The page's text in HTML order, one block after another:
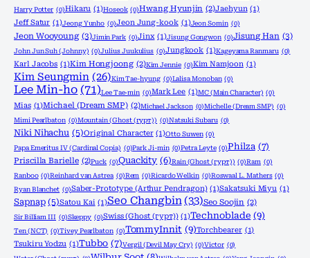
Harry Potter (0)Hikaru (1)Hoseok (0)Hwang Hyunjin (2)Jaehyun (1)
Jeff Satur (1)Jeong Yunho (0)Jeon Jung-kook (1)Jeon Somin (0)
Jeon Wooyoung (3)Jimin Park (0)Jinx (1)Jisung Gongwon (0)Jisung Han (3)
John Jun Suh (Johnny) (0)Julius Juukulius (0)Jungkook (1)Kageyama Ranmaru (0)
Karl Jacobs (1)Kim Hongjoong (2)Kim Jennie (0)Kim Namjoon (1)
Kim Seungmin (26)Kim Tae-hyung (0)Lalisa Monoban (0)
Lee Min-ho (71)Lee Tae-min (0)Mark Lee (1)MC (Main Character) (0)
Mias (1)Michael (Dream SMP) (2)Michael Jackson (0)Michelle (Dream SMP) (0)
Mimi Pearlbaton (0)Mountain (Ghost (гурт)) (0)Natsuki Subaru (0)
Niki Nihachu (5)Original Character (1)Otto Suwen (0)
Papa Emeritus IV (Cardinal Copia) (0)Park Ji-min (0)Petra Leyte (0)Philza (7)
Priscilla Barielle (2)Puck (0)Quackity (6)Rain (Ghost (гурт)) (0)Ram (0)
Ranboo (0)Reinhard van Astrea (0)Rem (0)Ricardo Welkin (0)Roswaal L. Mathers (0)
Ryan Blanchet (0)Saber-Prototype (Arthur Pendragon) (1)Sakatsuki Miyu (1)
Sapnap (5)Satou Kai (1)Seo Changbin (33)Seo Soojin (2)
Sir Billiam III (0)Skeppy (0)Swiss (Ghost (гурт)) (1)Technoblade (9)
Ten (NCT) (0)Tivey Pearlbaton (0)TommyInnit (9)Torchbearer (1)
Tsukiru Yodzu (1)Tubbo (7)Vergil (Devil May Cry) (0)Victor (0)